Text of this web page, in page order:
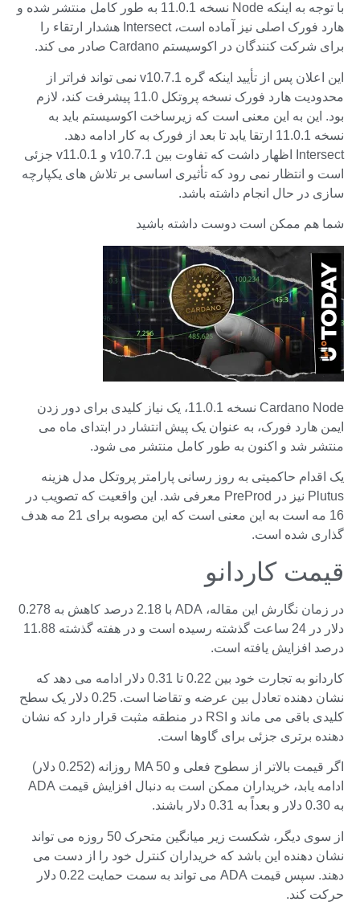
با توجه به اینکه Node نسخه 11.0.1 به طور کامل منتشر شده و
هارد فورک اصلی نیز آماده است، Intersect هشدار ارتقاء را
برای شرکت کنندگان در اکوسیستم Cardano صادر می کند.
این اعلان پس از تأیید اینکه گره v10.7.1 نمی تواند فراتر از
محدودیت هارد فورک نسخه پروتکل 11.0 پیشرفت کند، لازم
بود. این به این معنی است که زیرساخت اکوسیستم باید به
نسخه 11.0.1 ارتقا یابد تا بعد از فورک به کار ادامه دهد.
Intersect اظهار داشت که تفاوت بین v10.7.1 و v11.0.1 جزئی
است و انتظار نمی رود که تأثیری اساسی بر تلاش های یکپارچه
سازی در حال انجام داشته باشد.
شما هم ممکن است دوست داشته باشید
Cardano Node نسخه 11.0.1، یک نیاز کلیدی برای دور زدن
ایمن هارد فورک، به عنوان یک پیش انتشار در ابتدای ماه می
منتشر شد و اکنون به طور کامل منتشر می شود.
یک اقدام حاکمیتی به روز رسانی پارامتر پروتکل مدل هزینه
Plutus نیز در PreProd معرفی شد. این واقعیت که تصویب در
16 مه است به این معنی است که این مصوبه برای 21 مه هدف
گذاری شده است.
قیمت کاردانو
در زمان نگارش این مقاله، ADA با 2.18 درصد کاهش به 0.278
دلار در 24 ساعت گذشته رسیده است و در هفته گذشته 11.88
درصد افزایش یافته است.
کاردانو به تجارت خود بین 0.22 تا 0.31 دلار ادامه می دهد که
نشان دهنده تعادل بین عرضه و تقاضا است. 0.25 دلار یک سطح
کلیدی باقی می ماند و RSI در منطقه مثبت قرار دارد که نشان
دهنده برتری جزئی برای گاوها است.
اگر قیمت بالاتر از سطوح فعلی و MA 50 روزانه (0.252 دلار)
ادامه یابد، خریداران ممکن است به دنبال افزایش قیمت ADA
به 0.30 دلار و بعداً به 0.31 دلار باشند.
از سوی دیگر، شکست زیر میانگین متحرک 50 روزه می تواند
نشان دهنده این باشد که خریداران کنترل خود را از دست می
دهند. سپس قیمت ADA می تواند به سمت حمایت 0.22 دلار
حرکت کند.